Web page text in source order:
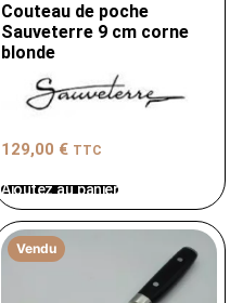
Couteau de poche
Sauveterre 9 cm corne
blonde
129,00 € TTC
Ajoutez au panier
Vendu